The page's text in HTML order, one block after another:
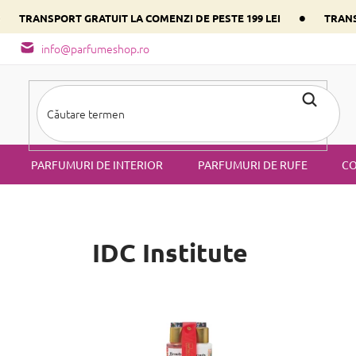
TRANSPORT GRATUIT LA COMENZI DE PESTE 199 LEI •
info@parfumeshop.ro
- tipuri de miros Alege parfumul inimii tale conform componentului
PARFUMURI DE INTERIOR PARFUMURI DE RUFE
IDC Institute